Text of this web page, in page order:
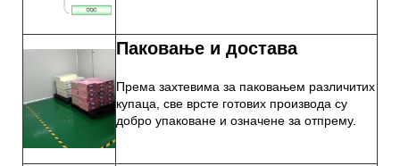
Паковање и достава
Према захтевима за паковањем различитих
купаца, све врсте готових производа су
добро упаковане и означене за отпрему.